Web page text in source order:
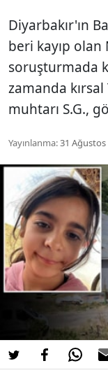
Diyarbakır'ın
beri kayıp
soruşturmada
zamanda
muhtarı S.G.,
Yayınlanma:31 Ağustos